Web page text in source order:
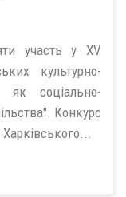
участь у XV
культурно-
як соціально-
Конкурс